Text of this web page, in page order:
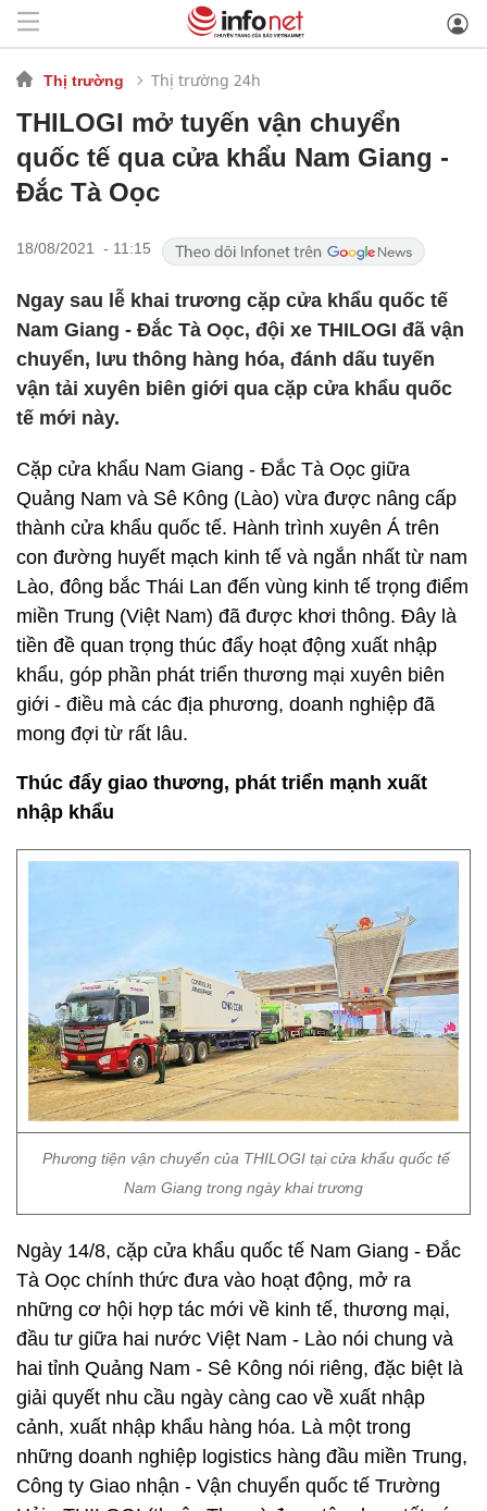
Thị trường Thị trường 24h
THILOGI mở tuyến vận chuyển
quốc tế qua cửa khẩu Nam Giang -
Đắc Tà Oọc
18/08/2021 - 11:15
Ngay sau lễ khai trương cặp cửa khẩu quốc tế
Nam Giang - Đắc Tà Oọc, đội xe THILOGI đã vận
chuyển, lưu thông hàng hóa, đánh dấu tuyến
vận tải xuyên biên giới qua cặp cửa khẩu quốc
tế mới này.
Cặp cửa khẩu Nam Giang - Đắc Tà Oọc giữa
Quảng Nam và Sê Kông (Lào) vừa được nâng cấp
thành cửa khẩu quốc tế. Hành trình xuyên Á trên
con đường huyết mạch kinh tế và ngắn nhất từ nam
Lào, đông bắc Thái Lan đến vùng kinh tế trọng điểm
miền Trung (Việt Nam) đã được khơi thông. Đây là
tiền đề quan trọng thúc đẩy hoạt động xuất nhập
khẩu, góp phần phát triển thương mại xuyên biên
giới - điều mà các địa phương, doanh nghiệp đã
mong đợi từ rất lâu.
Thúc đẩy giao thương, phát triển mạnh xuất
nhập khẩu
Phương tiện vận chuyển của THILOGI tại cửa khẩu quốc tế
Nam Giang trong ngày khai trương
Ngày 14/8, cặp cửa khẩu quốc tế Nam Giang - Đắc
Tà Oọc chính thức đưa vào hoạt động, mở ra
những cơ hội hợp tác mới về kinh tế, thương mại,
đầu tư giữa hai nước Việt Nam - Lào nói chung và
hai tỉnh Quảng Nam - Sê Kông nói riêng, đặc biệt là
giải quyết nhu cầu ngày càng cao về xuất nhập
cảnh, xuất nhập khẩu hàng hóa. Là một trong
những doanh nghiệp logistics hàng đầu miền Trung,
Công ty Giao nhận - Vận chuyển quốc tế Trường